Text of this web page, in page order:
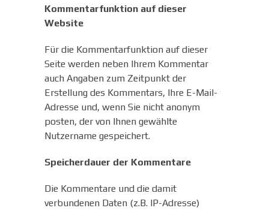
Kommentarfunktion auf dieser
Website
Für die Kommentarfunktion auf dieser
Seite werden neben Ihrem Kommentar
auch Angaben zum Zeitpunkt der
Erstellung des Kommentars, Ihre E-Mail-
Adresse und, wenn Sie nicht anonym
posten, der von Ihnen gewählte
Nutzername gespeichert.
Speicherdauer der Kommentare
Die Kommentare und die damit
verbundenen Daten (z.B. IP-Adresse)